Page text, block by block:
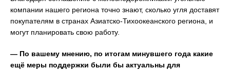
компании нашего региона точно знают, сколько угля доставят
покупателям в странах Азиатско-Тихоокеанского региона, и
могут планировать свою работу.
— По вашему мнению, по итогам минувшего года какие
ещё меры поддержки были бы актуальны для